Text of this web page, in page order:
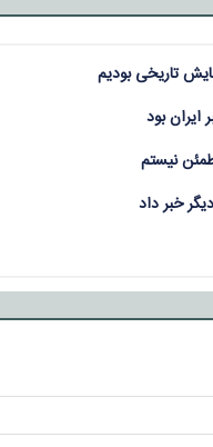
تاریخی بودیم
بود
نیستم
خبر داد